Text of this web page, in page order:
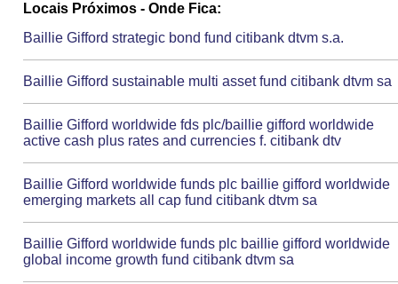
Locais Próximos - Onde Fica:
Baillie Gifford strategic bond fund citibank dtvm s.a.
Baillie Gifford sustainable multi asset fund citibank dtvm sa
Baillie Gifford worldwide fds plc/baillie gifford worldwide
active cash plus rates and currencies f. citibank dtv
Baillie Gifford worldwide funds plc baillie gifford worldwide
emerging markets all cap fund citibank dtvm sa
Baillie Gifford worldwide funds plc baillie gifford worldwide
global income growth fund citibank dtvm sa